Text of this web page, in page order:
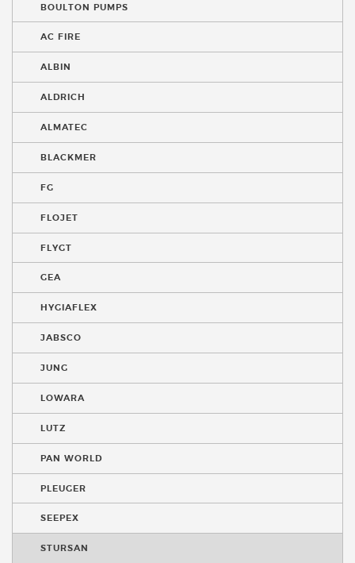
BOULTON PUMPS
AC FIRE
ALBIN
ALDRICH
ALMATEC
BLACKMER
FG
FLOJET
FLYGT
GEA
HYGIAFLEX
JABSCO
JUNG
LOWARA
LUTZ
PAN WORLD
PLEUGER
SEEPEX
STURSAN